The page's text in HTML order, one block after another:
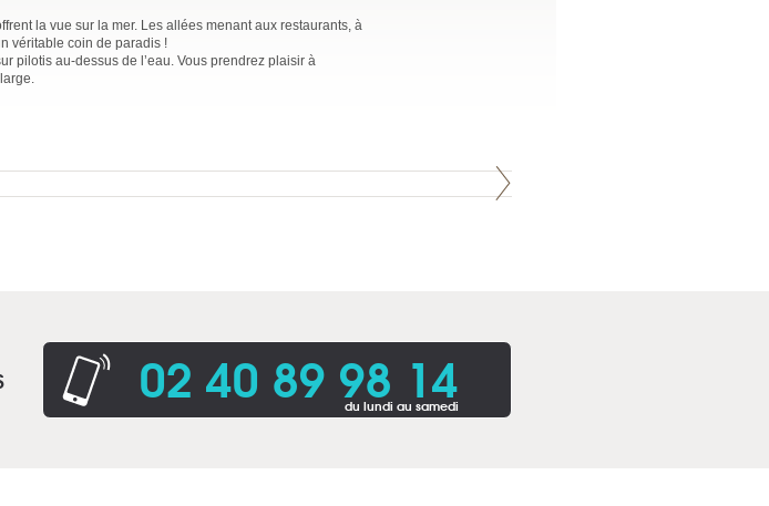
la vue sur la mer. Les allées menant aux restaurants, à
véritable coin de paradis !
pilotis au-dessus de l’eau. Vous prendrez plaisir à
02 40 89 98 14
du lundi au samedi